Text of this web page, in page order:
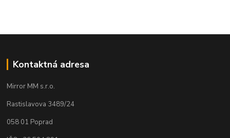
Kontaktná adresa
Mirror MM s.r.o.
Rastislavova 3489/24
058 01 Poprad